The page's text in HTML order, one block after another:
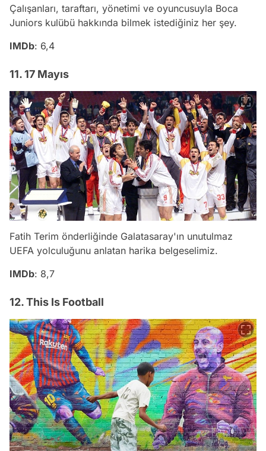
Çalışanları, taraftarı, yönetimi ve oyuncusuyla Boca
Juniors kulübü hakkında bilmek istediğiniz her şey.
IMDb: 6,4
11. 17 Mayıs
Fatih Terim önderliğinde Galatasaray'ın unutulmaz
UEFA yolculuğunu anlatan harika belgeselimiz.
IMDb: 8,7
12. This Is Football